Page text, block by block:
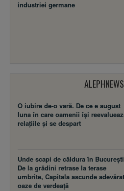
industriei germane
O iubire de-o vară. De ce e august
luna în care oamenii își
relațiile și se despart
Unde scapi de căldura în
De la grădini retrase la terase
umbrite, Capitala ascunde
oaze de verdeață